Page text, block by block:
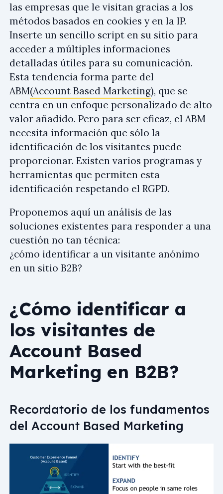
las empresas que le visitan gracias a los
métodos basados en cookies y en la IP.
Inserte un sencillo script en su sitio para
acceder a múltiples informaciones
detalladas útiles para su comunicación.
Esta tendencia forma parte del
ABM(Account Based Marketing), que se
centra en un enfoque personalizado de alto
valor añadido. Pero para ser eficaz, el ABM
necesita información que sólo la
identificación de los visitantes puede
proporcionar. Existen varios programas y
herramientas que permiten esta
identificación respetando el RGPD.
Proponemos aquí un análisis de las
soluciones existentes para responder a una
cuestión no tan técnica:
¿cómo identificar a un visitante anónimo
en un sitio B2B?
¿Cómo identificar a
los visitantes de
Account Based
Marketing en B2B?
Recordatorio de los fundamentos
del Account Based Marketing